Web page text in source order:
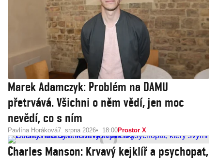
Marek Adamczyk: Problém na DAMU
přetrvává. Všichni o něm vědí, jen moc
nevědí, co s ním
Pavlína Horáková7. srpna 2026 18:00Prostor X
Charles Manson: Krvavý kejklíř a psychopat,